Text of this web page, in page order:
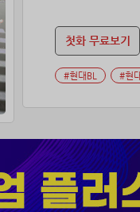
그것도 모자라
알파 출연진 모
“이럴 리 없는데.”
도무지 그를 오
첫화 무료보기
#현대BL #현